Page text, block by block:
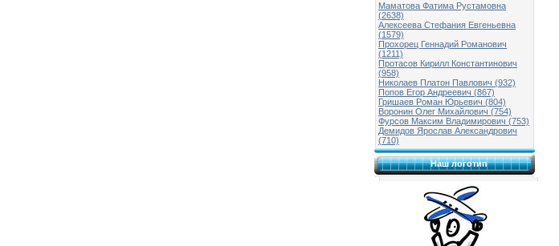
Маматова Фатима Рустамовна
(2638)
Алексеева Стефания Евгеньевна
(1579)
Прохорец Геннадий Романович
(1211)
Протасов Кирилл Константинович
(958)
Николаев Платон Павлович (932)
Попов Егор Андреевич (867)
Гришаев Роман Юрьевич (804)
Воронин Олег Михайлович (754)
Фурсов Максим Владимирович (753)
Демидов Ярослав Александрович
(710)
Наш логотип